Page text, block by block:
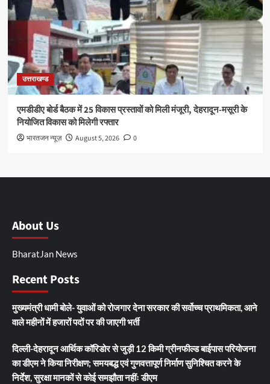
उत्तराखण्ड
एमडीडीए बोर्ड बैठक में 25 विकास प्रस्तावों को मिली मंजूरी, देहरादून-मसूरी के
नियोजित विकास को मिलेगी रफ्तार
भारतजन न्यूज़ August 5, 2026 0
About Us
BharatJan News
Recent Posts
मुख्यमंत्री धामी बोले- युवाओं को रोजगार देना सरकार की सर्वोच्च प्राथमिकता, आने
वाले महीनों में हजारों पदों पर की जाएगी भर्ती
दिल्ली-देहरादून आर्थिक कॉरिडोर से जुड़ी 12 किमी ग्रीनफील्ड बाईपास परियोजना
का डीएम ने किया निरीक्षण; समयबद्ध एवं गुणवत्तापूर्ण निर्माण सुनिश्चित करने के
निर्देश, सुरक्षा मानकों से कोई समझौता नहींः डीएम